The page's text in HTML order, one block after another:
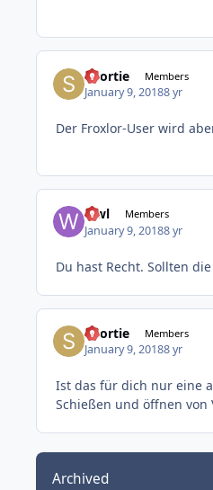
Shortie Members
January 9, 20188 yr
Der Froxlor-User wird
wwl Members
January 9, 20188 yr
Du hast Recht. Sollten
Shortie Members
January 9, 20188 yr
Ist das für dich nur eine
Schießen und öffnen
Archived